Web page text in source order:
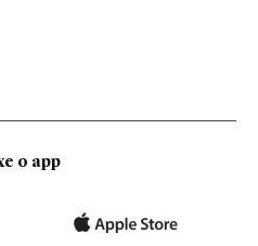
o app